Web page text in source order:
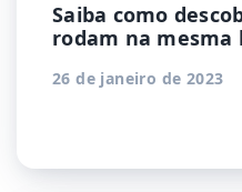
Saiba como
rodam na mesma
26 de janeiro de 2023